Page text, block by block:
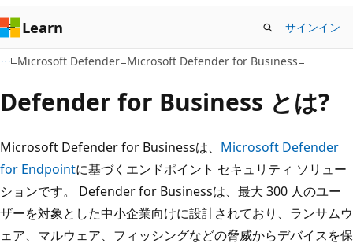
ッ
プ
Learn サインイン
Microsoft Defender Microsoft Defender for Business
Defender for Business とは?
Microsoft Defender for Businessは、 Microsoft Defender
for Endpointに基づくエンドポイント セキュリティ ソリュー
ションです。 Defender for Businessは、最大 300 人のユー
ザーを対象とした中小企業向けに設計されており、ランサムウ
ェア、マルウェア、フィッシングなどの脅威からデバイスを保